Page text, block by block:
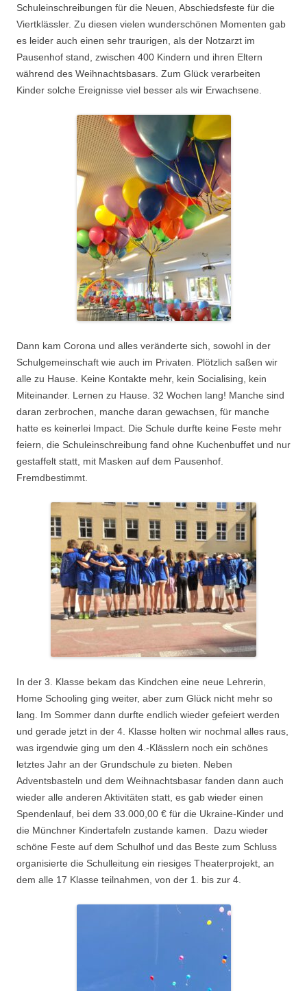
Schuleinschreibungen für die Neuen, Abschiedsfeste für die
Viertklässler. Zu diesen vielen wunderschönen Momenten gab
es leider auch einen sehr traurigen, als der Notzarzt im
Pausenhof stand, zwischen 400 Kindern und ihren Eltern
während des Weihnachtsbasars. Zum Glück verarbeiten
Kinder solche Ereignisse viel besser als wir Erwachsene.
Dann kam Corona und alles veränderte sich, sowohl in der
Schulgemeinschaft wie auch im Privaten. Plötzlich saßen wir
alle zu Hause. Keine Kontakte mehr, kein Socialising, kein
Miteinander. Lernen zu Hause. 32 Wochen lang! Manche sind
daran zerbrochen, manche daran gewachsen, für manche
hatte es keinerlei Impact. Die Schule durfte keine Feste mehr
feiern, die Schuleinschreibung fand ohne Kuchenbuffet und nur
gestaffelt statt, mit Masken auf dem Pausenhof.
Fremdbestimmt.
In der 3. Klasse bekam das Kindchen eine neue Lehrerin,
Home Schooling ging weiter, aber zum Glück nicht mehr so
lang. Im Sommer dann durfte endlich wieder gefeiert werden
und gerade jetzt in der 4. Klasse holten wir nochmal alles raus,
was irgendwie ging um den 4.-Klässlern noch ein schönes
letztes Jahr an der Grundschule zu bieten. Neben
Adventsbasteln und dem Weihnachtsbasar fanden dann auch
wieder alle anderen Aktivitäten statt, es gab wieder einen
Spendenlauf, bei dem 33.000,00 € für die Ukraine-Kinder und
die Münchner Kindertafeln zustande kamen. Dazu wieder
schöne Feste auf dem Schulhof und das Beste zum Schluss
organisierte die Schulleitung ein riesiges Theaterprojekt, an
dem alle 17 Klasse teilnahmen, von der 1. bis zur 4.